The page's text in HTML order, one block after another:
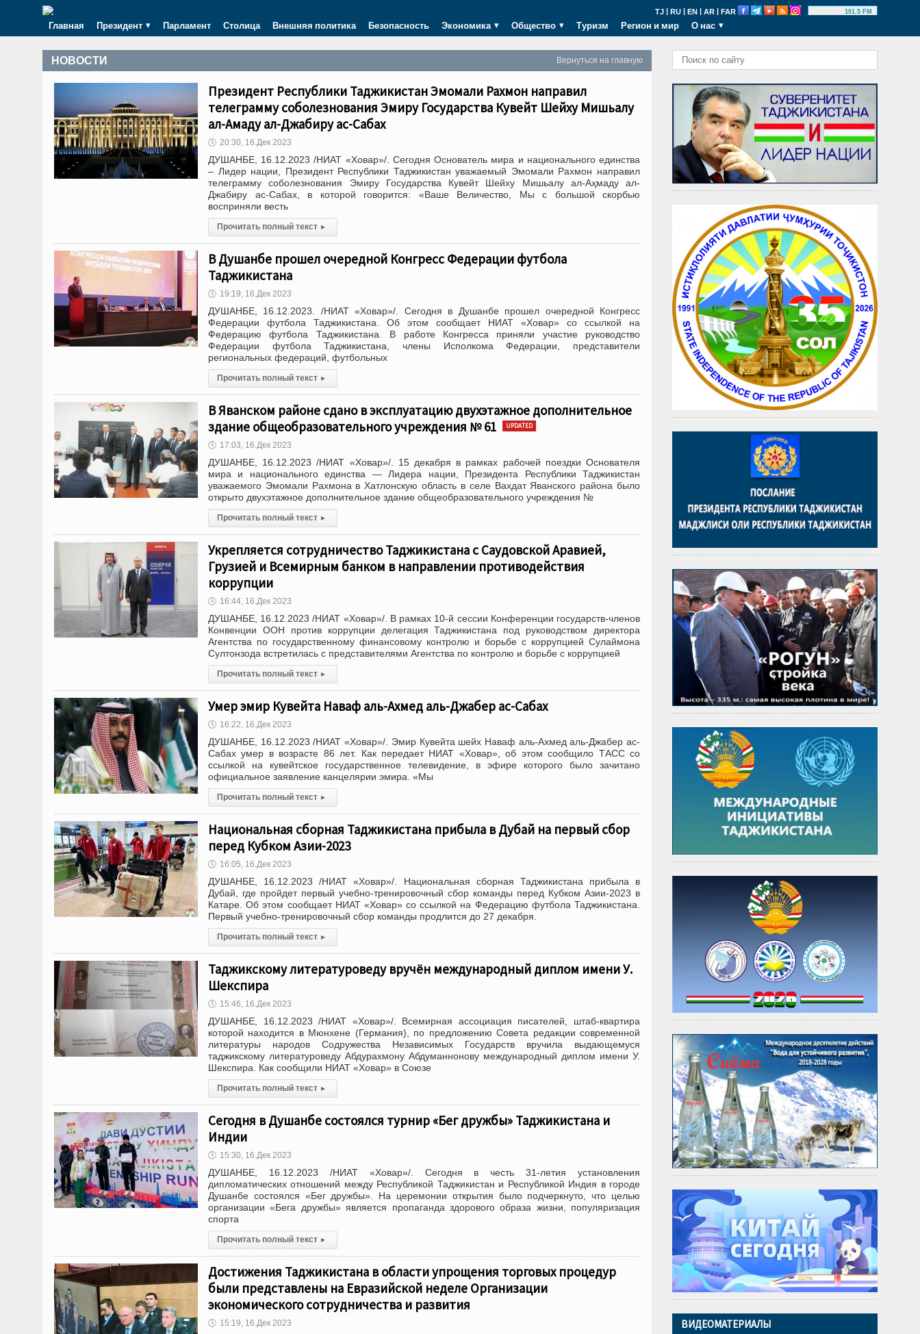
TJ | RU | EN | AR | FAR 101.5 FM
Главная Президент Парламент Столица Внешняя политика Безопасность Экономика Общество Туризм Регион и мир О нас
Вернуться на главную
НОВОСТИ
Президент Республики Таджикистан Эмомали Рахмон направил
телеграмму соболезнования Эмиру Государства Кувейт Шейху Мишьалу
ал-Аҳмаду ал-Джабиру ас-Сабах
🕔 20:30, 16.Дек 2023
ДУШАНБЕ, 16.12.2023 /НИАТ «Ховар»/. Сегодня Основатель мира и национального единства
– Лидер нации, Президент Республики Таджикистан уважаемый Эмомали Рахмон направил
телеграмму соболезнования Эмиру Государства Кувейт Шейху Мишьалу ал-Аҳмаду ал-
Джабиру ас-Сабах, в которой говорится: «Ваше Величество, Мы с большой скорбью
восприняли весть
Прочитать полный текст ▸
В Душанбе прошел очередной Конгресс Федерации футбола
Таджикистана
🕔 19:19, 16.Дек 2023
ДУШАНБЕ, 16.12.2023. /НИАТ «Ховар»/. Сегодня в Душанбе прошел очередной Конгресс
Федерации футбола Таджикистана. Об этом сообщает НИАТ «Ховар» со ссылкой на
Федерацию футбола Таджикистана. В работе Конгресса приняли участие руководство
Федерации футбола Таджикистана, члены Исполкома Федерации, представители
региональных федераций, футбольных
Прочитать полный текст ▸
В Яванском районе сдано в эксплуатацию двухэтажное дополнительное
здание общеобразовательного учреждения № 61
UPDATED
🕔 17:03, 16.Дек 2023
ДУШАНБЕ, 16.12.2023 /НИАТ «Ховар»/. 15 декабря в рамках рабочей поездки Основателя
мира и национального единства — Лидера нации, Президента Республики Таджикистан
уважаемого Эмомали Рахмона в Хатлонскую область в селе Вахдат Яванского района было
открыто двухэтажное дополнительное здание общеобразовательного учреждения №
Прочитать полный текст ▸
Укрепляется сотрудничество Таджикистана с Саудовской Аравией,
Грузией и Всемирным банком в направлении противодействия
коррупции
🕔 16:44, 16.Дек 2023
ДУШАНБЕ, 16.12.2023 /НИАТ «Ховар»/. В рамках 10-й сессии Конференции государств-членов
Конвенции ООН против коррупции делегация Таджикистана под руководством директора
Агентства по государственному финансовому контролю и борьбе с коррупцией Сулаймона
Султонзода встретилась с представителями Агентства по контролю и борьбе с коррупцией
Прочитать полный текст ▸
Умер эмир Кувейта Наваф аль-Ахмед аль-Джабер ас-Сабах
🕔 16:22, 16.Дек 2023
ДУШАНБЕ, 16.12.2023 /НИАТ «Ховар»/. Эмир Кувейта шейх Наваф аль-Ахмед аль-Джабер ас-
Сабах умер в возрасте 86 лет. Как передает НИАТ «Ховар», об этом сообщило ТАСС со
ссылкой на кувейтское государственное телевидение, в эфире которого было зачитано
официальное заявление канцелярии эмира. «Мы
Прочитать полный текст ▸
Национальная сборная Таджикистана прибыла в Дубай на первый сбор
перед Кубком Азии-2023
🕔 16:05, 16.Дек 2023
ДУШАНБЕ, 16.12.2023 /НИАТ «Ховар»/. Национальная сборная Таджикистана прибыла в
Дубай, где пройдет первый учебно-тренировочный сбор команды перед Кубком Азии-2023 в
Катаре. Об этом сообщает НИАТ «Ховар» со ссылкой на Федерацию футбола Таджикистана.
Первый учебно-тренировочный сбор команды продлится до 27 декабря.
Прочитать полный текст ▸
Таджикскому литературоведу вручён международный диплом имени У.
Шекспира
🕔 15:46, 16.Дек 2023
ДУШАНБЕ, 16.12.2023 /НИАТ «Ховар»/. Всемирная ассоциация писателей, штаб-квартира
которой находится в Мюнхене (Германия), по предложению Совета редакции современной
литературы народов Содружества Независимых Государств вручила выдающемуся
таджикскому литературоведу Абдурахмону Абдуманнонову международный диплом имени У.
Шекспира. Как сообщили НИАТ «Ховар» в Союзе
Прочитать полный текст ▸
Сегодня в Душанбе состоялся турнир «Бег дружбы» Таджикистана и
Индии
🕔 15:30, 16.Дек 2023
ДУШАНБЕ, 16.12.2023 /НИАТ «Ховар»/. Сегодня в честь 31-летия установления
дипломатических отношений между Республикой Таджикистан и Республикой Индия в городе
Душанбе состоялся «Бег дружбы». На церемонии открытия было подчеркнуто, что целью
организации «Бега дружбы» является пропаганда здорового образа жизни, популяризация
спорта
Прочитать полный текст ▸
Достижения Таджикистана в области упрощения торговых процедур
были представлены на Евразийской неделе Организации
экономического сотрудничества и развития
🕔 15:19, 16.Дек 2023 ВИДЕОМАТЕРИАЛЫ